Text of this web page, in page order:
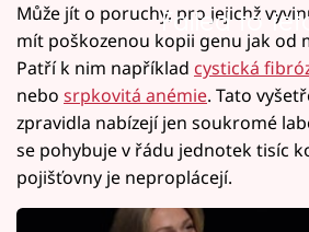
Failed to
Může jít o poruchy, pro jejichž
mít poškozenou kopii genu jak od
Patří k nim například cystická
nebo srpkovitá anémie. Tato
zpravidla nabízejí jen soukromé
se pohybuje v řádu jednotek tisíc
pojišťovny je neproplácejí.